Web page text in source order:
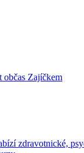
občas Zajíčkem
zdravotnické,